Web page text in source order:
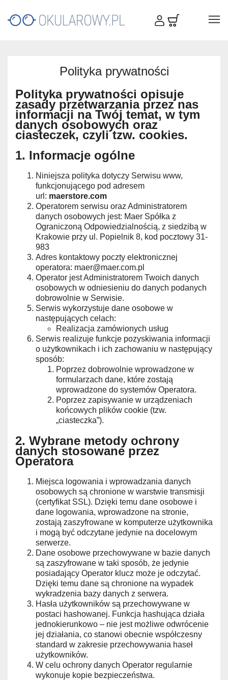
Polityka prywatności
Polityka prywatności opisuje
zasady przetwarzania przez nas
informacji na Twój temat, w tym
danych osobowych oraz
ciasteczek, czyli tzw. cookies.
1. Informacje ogólne
Niniejsza polityka dotyczy Serwisu www,
funkcjonującego pod adresem
url: maerstore.com
Operatorem serwisu oraz Administratorem
danych osobowych jest: Maer Spółka z
Ograniczoną Odpowiedzialnością, z siedzibą w
Krakowie przy ul. Popielnik 8, kod pocztowy 31-
983
Adres kontaktowy poczty elektronicznej
operatora: maer@maer.com.pl
Operator jest Administratorem Twoich danych
osobowych w odniesieniu do danych podanych
dobrowolnie w Serwisie.
Serwis wykorzystuje dane osobowe w
następujących celach:
Realizacja zamówionych usług
Serwis realizuje funkcje pozyskiwania informacji
o użytkownikach i ich zachowaniu w następujący
sposób:
Poprzez dobrowolnie wprowadzone w
formularzach dane, które zostają
wprowadzone do systemów Operatora.
Poprzez zapisywanie w urządzeniach
końcowych plików cookie (tzw.
„ciasteczka”).
2. Wybrane metody ochrony
danych stosowane przez
Operatora
Miejsca logowania i wprowadzania danych
osobowych są chronione w warstwie transmisji
(certyfikat SSL). Dzięki temu dane osobowe i
dane logowania, wprowadzone na stronie,
zostają zaszyfrowane w komputerze użytkownika
i mogą być odczytane jedynie na docelowym
serwerze.
Dane osobowe przechowywane w bazie danych
są zaszyfrowane w taki sposób, że jedynie
posiadający Operator klucz może je odczytać.
Dzięki temu dane są chronione na wypadek
wykradzenia bazy danych z serwera.
Hasła użytkowników są przechowywane w
postaci hashowanej. Funkcja hashująca działa
jednokierunkowo – nie jest możliwe odwrócenie
jej działania, co stanowi obecnie współczesny
standard w zakresie przechowywania haseł
użytkowników.
W celu ochrony danych Operator regularnie
wykonuje kopie bezpieczeństwa.